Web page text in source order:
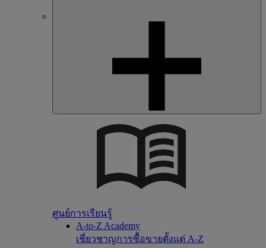
ศูนย์การเรียนรู้
A-to-Z Academy
เชี่ยวชาญการซื้อขายตั้งแต่ A-Z